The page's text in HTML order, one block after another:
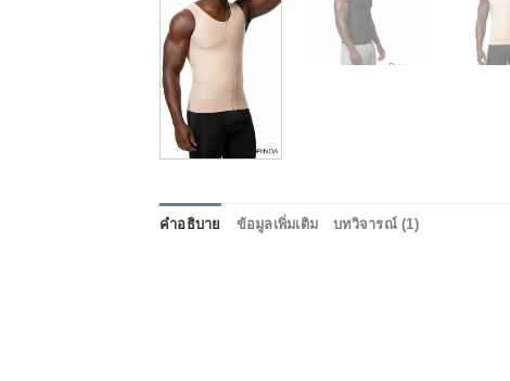
คำอธิบาย ข้อมูลเพิ่มเติม บทวิจารณ์ (1)